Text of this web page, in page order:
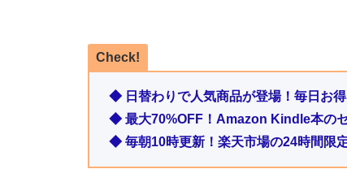
Check!
◆ 日替わりで人気商品が登場！毎日お
◆ 最大70%OFF！Amazon Kindle本の
◆ 毎朝10時更新！楽天市場の24時間限